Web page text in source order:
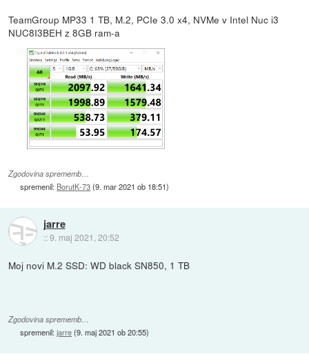
TeamGroup MP33 1 TB, M.2, PCIe 3.0 x4, NVMe v Intel Nuc i3
NUC8I3BEH z 8GB ram-a
Zgodovina sprememb…
spremenil: BorutK-73(9. mar 2021 ob 18:51)
jarre
::9. maj 2021, 20:52
Moj novi M.2 SSD: WD black SN850, 1 TB
Zgodovina sprememb…
spremenil:jarre(9. maj 2021 ob 20:55)